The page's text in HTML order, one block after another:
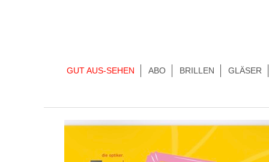
GUT AUS-SEHEN ABO BRILLEN GLÄSER